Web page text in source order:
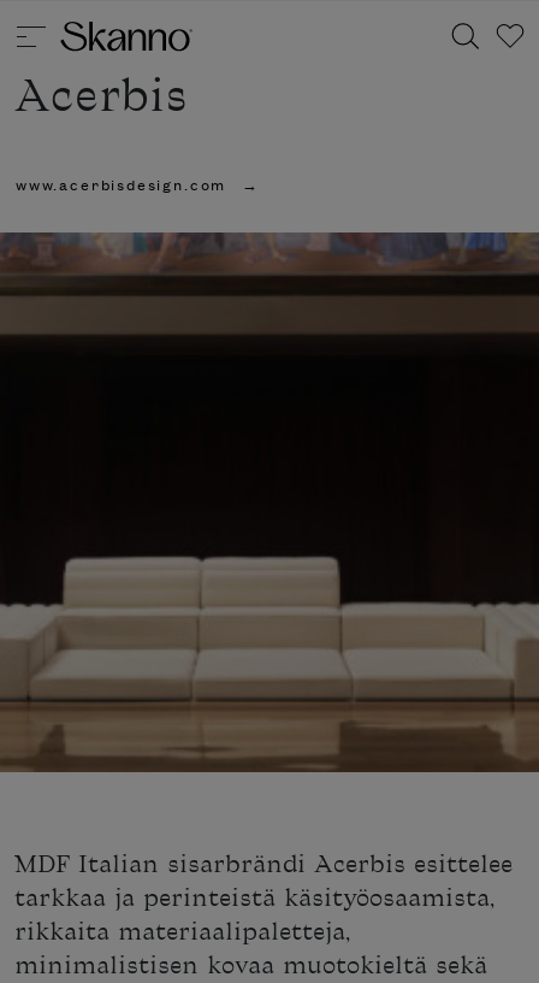
Haku
Type 2 or more characters for results.
Acerbis
www.acerbisdesign.com
MDF Italian sisarbrändi Acerbis esittelee
tarkkaa ja perinteistä käsityöosaamista,
rikkaita materiaalipaletteja,
minimalistisen kovaa muotokieltä sekä